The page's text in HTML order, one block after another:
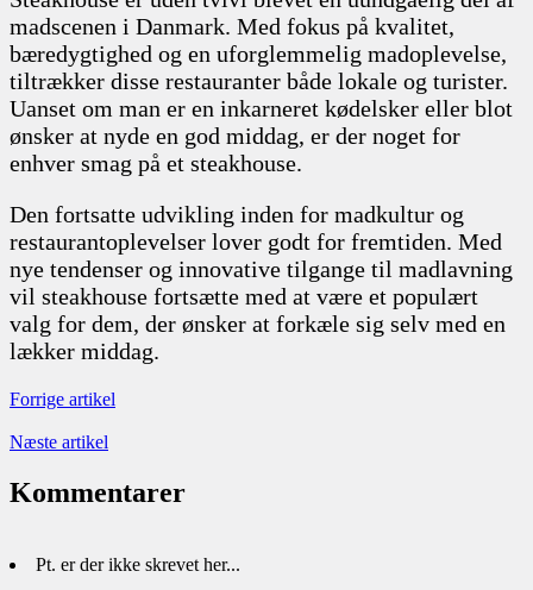
madscenen i Danmark. Med fokus på kvalitet,
bæredygtighed og en uforglemmelig madoplevelse,
tiltrækker disse restauranter både lokale og turister.
Uanset om man er en inkarneret kødelsker eller blot
ønsker at nyde en god middag, er der noget for
enhver smag på et steakhouse.
Den fortsatte udvikling inden for madkultur og
restaurantoplevelser lover godt for fremtiden. Med
nye tendenser og innovative tilgange til madlavning
vil steakhouse fortsætte med at være et populært
valg for dem, der ønsker at forkæle sig selv med en
lækker middag.
Forrige artikel
Næste artikel
Kommentarer
Pt. er der ikke skrevet her...